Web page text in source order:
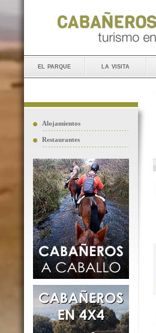
el parque la visita
Alojamientos
Restaurantes